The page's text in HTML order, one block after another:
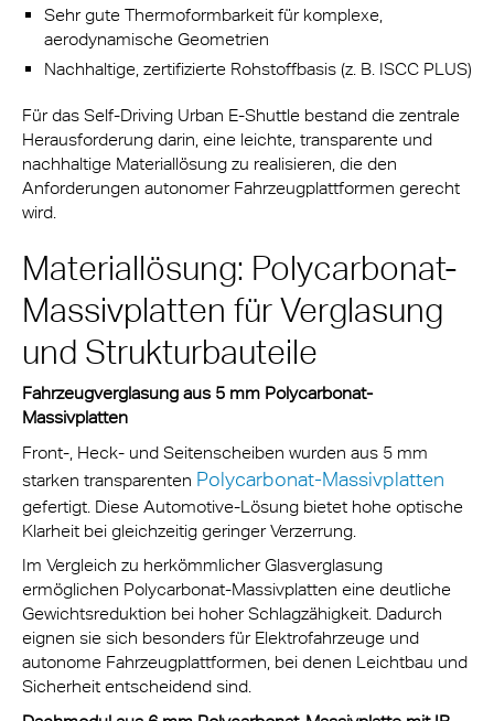
Sehr gute Thermoformbarkeit für komplexe,
aerodynamische Geometrien
Nachhaltige, zertifizierte Rohstoffbasis (z. B. ISCC PLUS)
Für das Self-Driving Urban E-Shuttle bestand die zentrale
Herausforderung darin, eine leichte, transparente und
nachhaltige Materiallösung zu realisieren, die den
Anforderungen autonomer Fahrzeugplattformen gerecht
wird.
Materiallösung: Polycarbonat-
Massivplatten für Verglasung
und Strukturbauteile
Fahrzeugverglasung aus 5 mm Polycarbonat-
Massivplatten
Front-, Heck- und Seitenscheiben wurden aus 5 mm
starken transparenten Polycarbonat-Massivplatten
gefertigt. Diese Automotive-Lösung bietet hohe optische
Klarheit bei gleichzeitig geringer Verzerrung.
Im Vergleich zu herkömmlicher Glasverglasung
ermöglichen Polycarbonat-Massivplatten eine deutliche
Gewichtsreduktion bei hoher Schlagzähigkeit. Dadurch
eignen sie sich besonders für Elektrofahrzeuge und
autonome Fahrzeugplattformen, bei denen Leichtbau und
Sicherheit entscheidend sind.